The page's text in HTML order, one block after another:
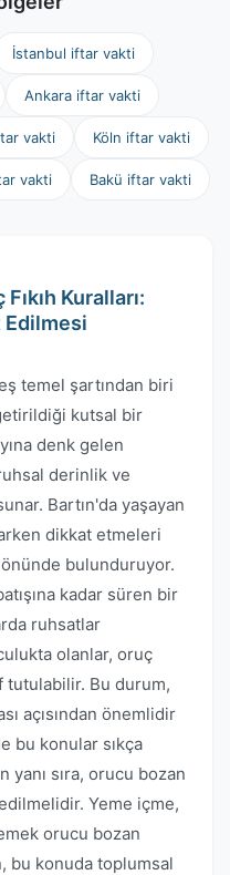
İstanbul iftar vakti
Ankara iftar vakti
vakti Köln iftar vakti
vakti Bakü iftar vakti
Kuralları:
Edilmesi
temel şartından biri
kutsal bir
denk gelen
derinlik ve
Bartın'da yaşayan
dikkat etmeleri
önünde bulunduruyor.
kadar süren bir
ruhsatlar
olanlar, oruç
tutulabilir. Bu durum,
açısından önemlidir
bu konular sıkça
sıra, orucu bozan
Yeme içme,
orucu bozan
bu konuda toplumsal